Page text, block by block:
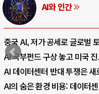
AI와 인간
중국 AI, 저가 공세로 글로벌
AI 국부펀드 구상 놓고 미국
AI 데이터센터 반대 투쟁은
AI의 숨은 환경 비용: 데이터